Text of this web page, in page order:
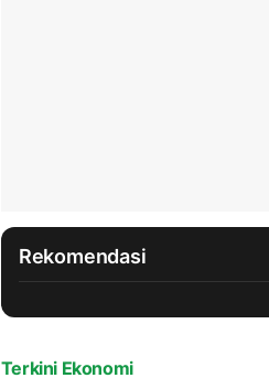
Rekomendasi
Terkini Ekonomi